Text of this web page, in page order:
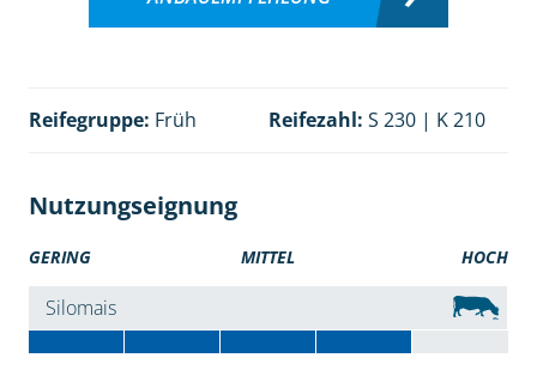
Reifegruppe: Früh Reifezahl: S 230 | K 210
Nutzungseignung
GERING MITTEL HOCH
Silomais